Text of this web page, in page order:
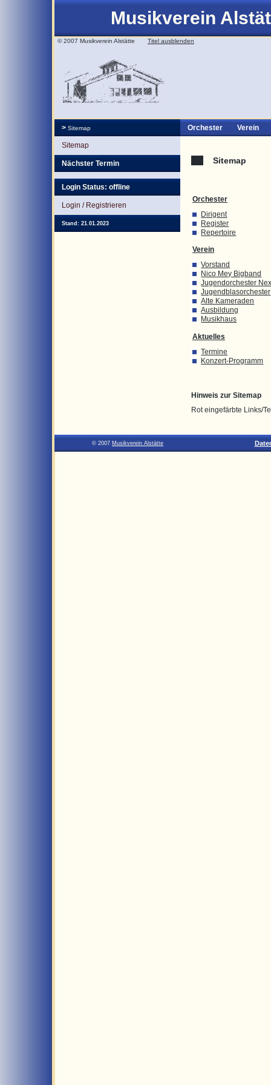
Musikverein
© 2007 Musikverein Alstätte Titel ausblenden
> Sitemap
Sitemap
Nächster Termin
Login Status: offline
Login / Registrieren
Stand: 21.01.2023
Orchester Verein
Sitemap
Orchester
Dirigent
Register
Repertoire
Verein
Vorstand
Nico Mey Bigband
Jugendorchester
Jugendblasorchester
Alte Kameraden
Ausbildung
Musikhaus
Aktuelles
Termine
Konzert-Programm
Hinweis zur Sitemap
Rot eingefärbte Links/
© 2007 Musikverein Alstätte